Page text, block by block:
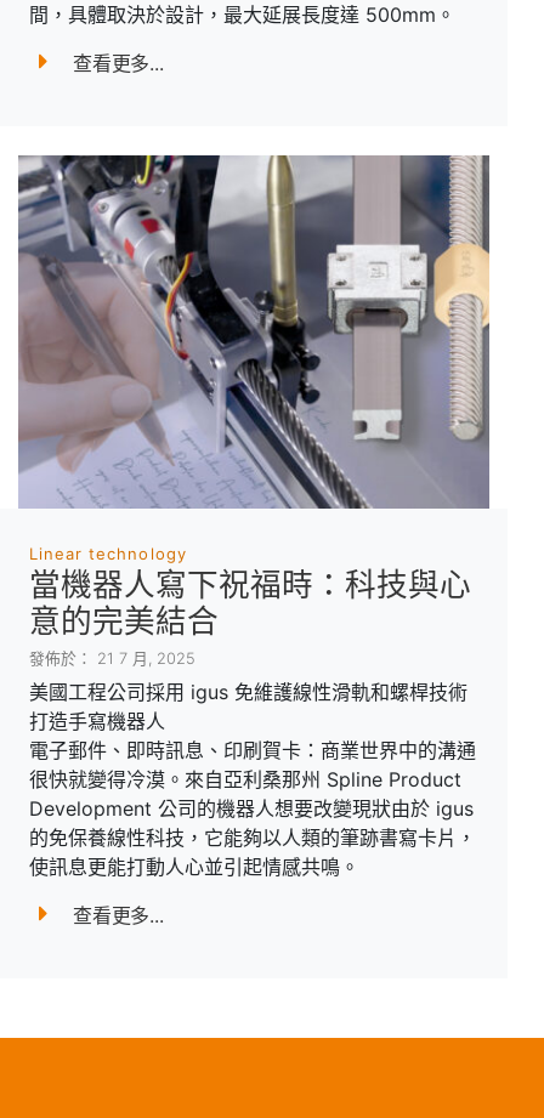
間，具體取決於設計，最大延展長度達 500mm。
查看更多...
Linear technology
當機器人寫下祝福時：科技與心
意的完美結合
發佈於： 21 7 月, 2025
美國工程公司採用 igus 免維護線性滑軌和螺桿技術
打造手寫機器人
電子郵件、即時訊息、印刷賀卡：商業世界中的溝通
很快就變得冷漠。來自亞利桑那州 Spline Product
Development 公司的機器人想要改變現狀由於 igus
的免保養線性科技，它能夠以人類的筆跡書寫卡片，
使訊息更能打動人心並引起情感共鳴。
查看更多...